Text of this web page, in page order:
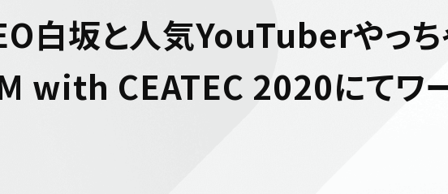
坂と人気YouTuberやっち
with CEATEC 2020にてワ